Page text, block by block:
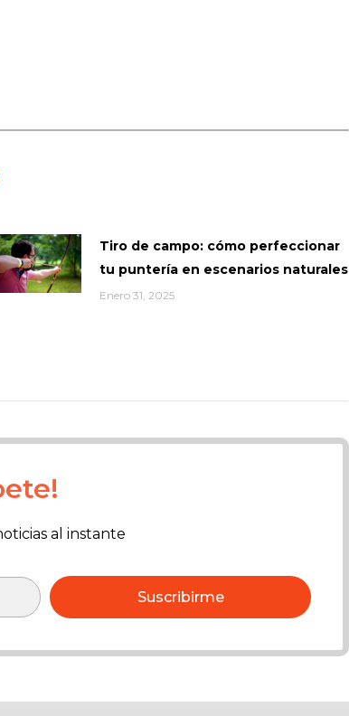
Tiro de campo: cómo perfeccionar
tu puntería en escenarios naturales
Enero 31, 2025
al instante
Suscribirme